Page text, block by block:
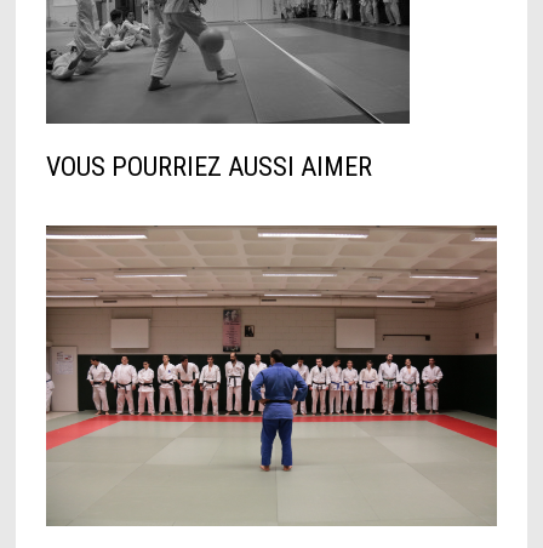
VOUS POURRIEZ AUSSI AIMER